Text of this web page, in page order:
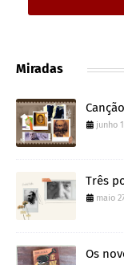
Miradas
junho
Três
maio
Os